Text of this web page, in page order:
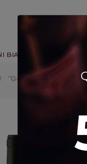
BIANCHI VINI ROSATI
"governo All'uso